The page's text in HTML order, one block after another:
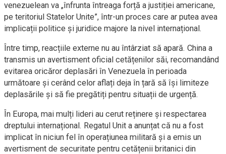
venezuelean va „înfrunta întreaga forță a justiției americane,
pe teritoriul Statelor Unite”, într-un proces care ar putea avea
implicații politice și juridice majore la nivel internațional.
Între timp, reacțiile externe nu au întârziat să apară. China a
transmis un avertisment oficial cetățenilor săi, recomandând
evitarea oricăror deplasări în Venezuela în perioada
următoare și cerând celor aflați deja în țară să își limiteze
deplasările și să fie pregătiți pentru situații de urgență.
În Europa, mai mulți lideri au cerut reținere și respectarea
dreptului internațional. Regatul Unit a anunțat că nu a fost
implicat în niciun fel în operațiunea militară și a emis un
avertisment de securitate pentru cetățenii britanici din